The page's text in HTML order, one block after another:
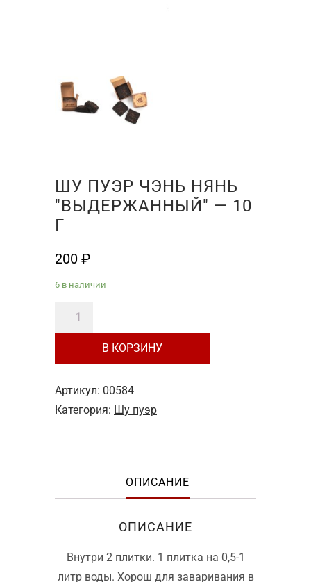
ШУ ПУЭР ЧЭНЬ НЯНЬ
"ВЫДЕРЖАННЫЙ" — 10
Г
200 ₽
6 в наличии
Количество
товара
Чэнь
Нянь
В КОРЗИНУ
Артикул: 00584
Категория: Шу пуэр
ОПИСАНИЕ
ОПИСАНИЕ
Внутри 2 плитки. 1 плитка на 0,5-1
литр воды. Хорош для заваривания в